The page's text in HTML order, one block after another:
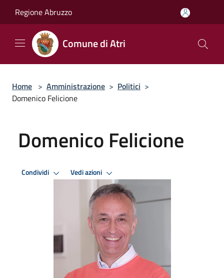
Regione Abruzzo
Comune di Atri
Home > Amministrazione > Politici >
Domenico Felicione
Domenico Felicione
Condividi Vedi azioni